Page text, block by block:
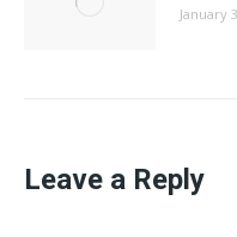
January
Leave a Reply